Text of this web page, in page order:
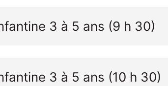
3 à 5 ans (9 h 30)
3 à 5 ans (10 h 30)